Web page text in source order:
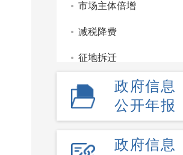
市场主体倍增
减税降费
征地拆迁
重点领域信息公开
监管服务处罚类信息公
政府信息
公开年报
政府信息